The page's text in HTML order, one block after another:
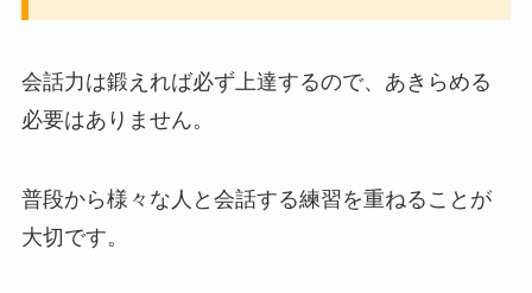
会話力は鍛えれば必ず上達するので、あきらめる
必要はありません。
普段から様々な人と会話する練習を重ねることが
大切です。